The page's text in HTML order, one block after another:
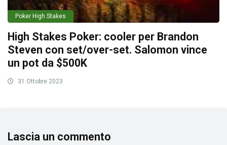
Poker High Stakes
High Stakes Poker: cooler per Brandon
Steven con set/over-set. Salomon vince
un pot da $500K
31 Ottobre 2023
Lascia un commento